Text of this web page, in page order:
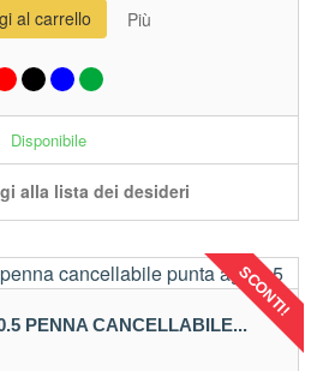
al carrello Più
Disponibile
alla lista dei desideri
SCONTI!
PENNA CANCELLABILE...